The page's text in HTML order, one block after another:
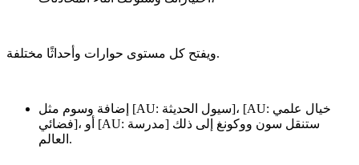
ويفتح كل مستوى حوارات وأحداثًا مختلفة.
إضافة وسوم مثل [AU: سيول الحديثة]، [AU: خيال علمي
فضائي]، أو [AU: مدرسة] ستنقل سون ووكونغ إلى ذلك
العالم.